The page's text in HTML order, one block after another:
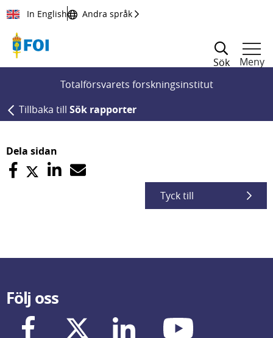
Till innehållet
In English Andra språk
Sök
Meny
Totalförsvarets forskningsinstitut
Tillbaka till Sök rapporter
Dela sidan
Tyck till
Följ oss